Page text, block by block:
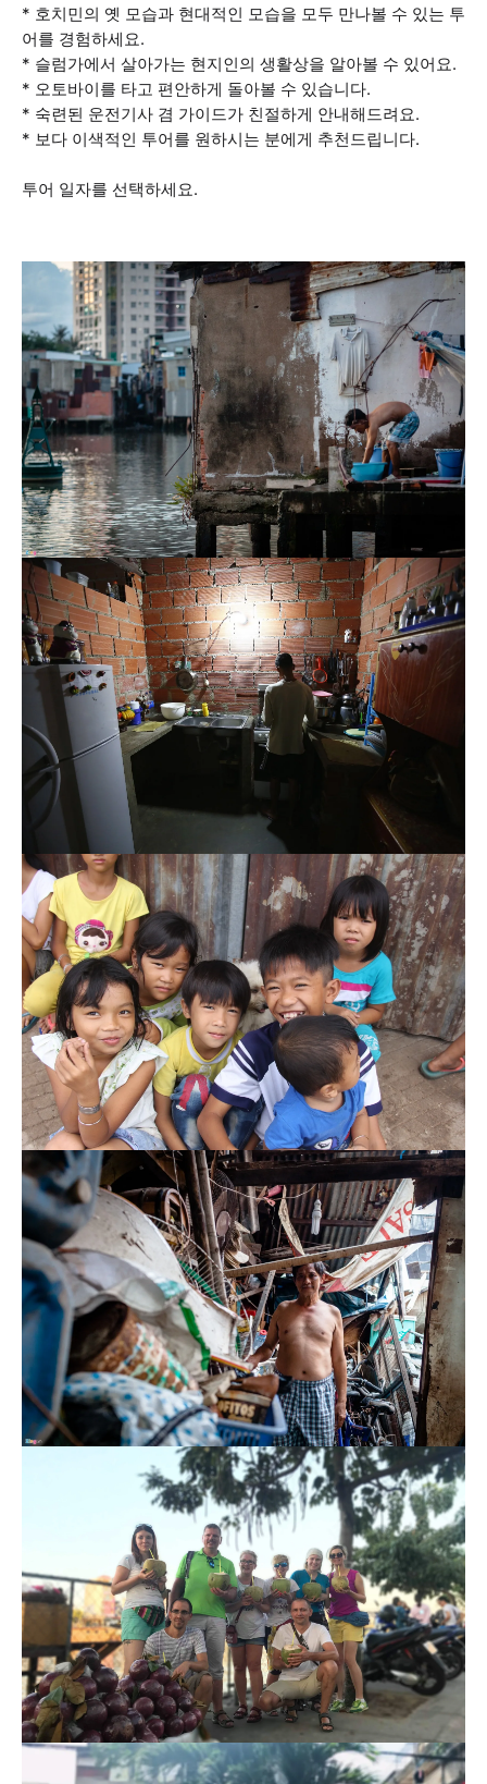
* 호치민의 옛 모습과 현대적인 모습을 모두 만나볼 수 있는 투
어를 경험하세요.
* 슬럼가에서 살아가는 현지인의 생활상을 알아볼 수 있어요.
* 오토바이를 타고 편안하게 돌아볼 수 있습니다.
* 숙련된 운전기사 겸 가이드가 친절하게 안내해드려요.
* 보다 이색적인 투어를 원하시는 분에게 추천드립니다.
투어 일자를 선택하세요.